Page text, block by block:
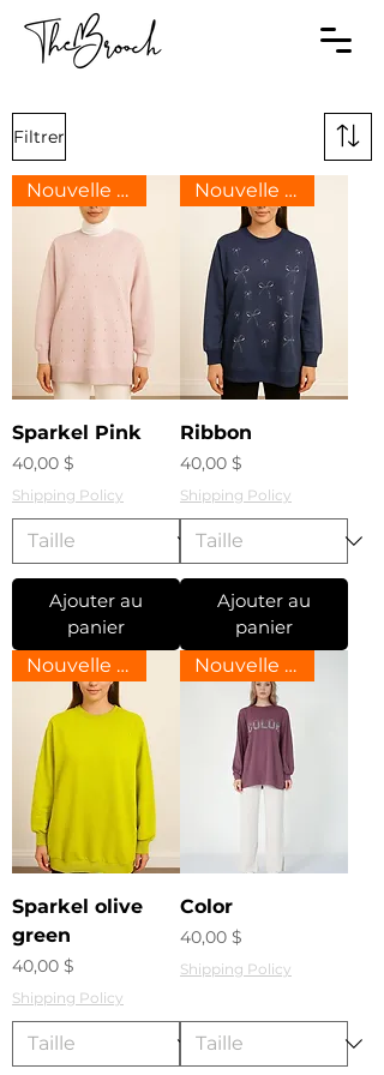
Filtrer
Nouvelle arrivee
Sparkel Pink
Prix
40,00 $
Shipping Policy
Ajouter au
panier
Nouvelle arrivee
Ribbon
Prix
40,00 $
Shipping Policy
Ajouter au
panier
Nouvelle arrivee
Sparkel olive
green
Prix
40,00 $
Shipping Policy
Nouvelle arrivee
Color
Prix
40,00 $
Shipping Policy